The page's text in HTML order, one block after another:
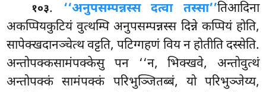
१०३. ‘‘अनुपसम्पन्नस्स दत्वा तस्सा’’तिआदिना
अकप्पियकुटियं वुत्थम्पि अनुपसम्पन्नस्स दिन्ने कप्पियं होति,
सापेक्खदानञ्चेत्थ वट्टति, पटिग्गहणं विय न होतीति दस्सेति.
अन्तोपक्कसामंपक्केसु पन ‘‘न, भिक्खवे, अन्तोवुत्थं
अन्तोपक्कं सामंपक्कं परिभुञ्जितब्बं, यो परिभुञ्जेय्य,